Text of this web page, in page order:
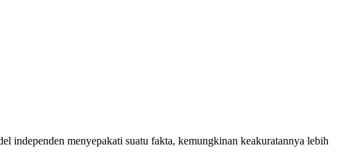
independen menyepakati suatu fakta, kemungkinan keakuratannya lebih